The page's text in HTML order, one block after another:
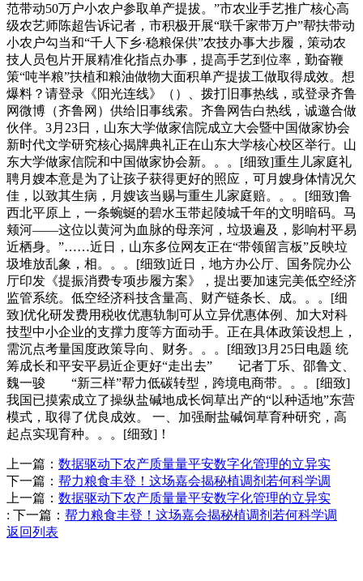
范带动50万户小农户参取单产提拔。”市农业手艺推广核心高
级农艺师陈超告诉记者，市积极开展“联千家带万户”帮扶带动
小农户勾当和“千人下乡·稳粮保供”农技办事大步履，策动农
技人员包片开展精准化指点办事，提高手艺到位率，勤奋鞭
策“吨半粮”扶植和粮油做物大面积单产提拔工做取得成效。想
爆料？请登录《阳光连线》（）、拨打旧事热线，或登录齐鲁
网微博（齐鲁网）供给旧事线索。齐鲁网告白热线，诚邀合做
伙伴。3月23日，山东大学做家信院成立大会暨中国做家协会
新时代文学研究核心揭牌典礼正在山东大学核心校区举行。山
东大学做家信院和中国做家协会新。。。[细致]重生儿家庭礼
聘月嫂本意是为了让孩子获得更好的照应，可月嫂身体情况欠
佳，以致其生病，月嫂该当赐与重生儿家庭赔。。。[细致]鲁
西北平原上，一条蜿蜒的碧水玉带起陵城千年的文明暗码。马
颊河——这位以黄河为血脉的母亲河，垃圾遍及，影响村平易
近栖身。”……近日，山东多位网友正在“带领留言板”反映垃
圾堆放乱象，相。。。[细致]近日，地方办公厅、国务院办公
厅印发《提振消费专项步履方案》，提出要加速完美低空经济
监管系统。低空经济科技含量高、财产链条长、成。。。[细
致]优化研发费用税收优惠轨制可从立异优惠体例、加大对科
技型中小企业的支撑力度等方面动手。正在具体政策设想上，
需沉点考量国度政策导向、财务。。。[细致]3月25日电题 统
筹成长和平安平易近企更好“走出去” 记者丁乐、邵鲁文、
魏一骏 “新三样”帮力低碳转型，跨境电商带。。。[细致]
我国已摸索成立了操纵盐碱地成长饲草出产的“以种适地”东营
模式，取得了优良成效。 一、加强耐盐碱饲草育种研究，高
起点实现育种。。。[细致]！
上一篇： 数据驱动下农产质量量平安数字化管理的立异实
下一篇： 帮力粮食丰登！这场嘉会揭秘植调剂若何科学调
上一篇： 数据驱动下农产质量量平安数字化管理的立异实
: 下一篇： 帮力粮食丰登！这场嘉会揭秘植调剂若何科学调
返回列表